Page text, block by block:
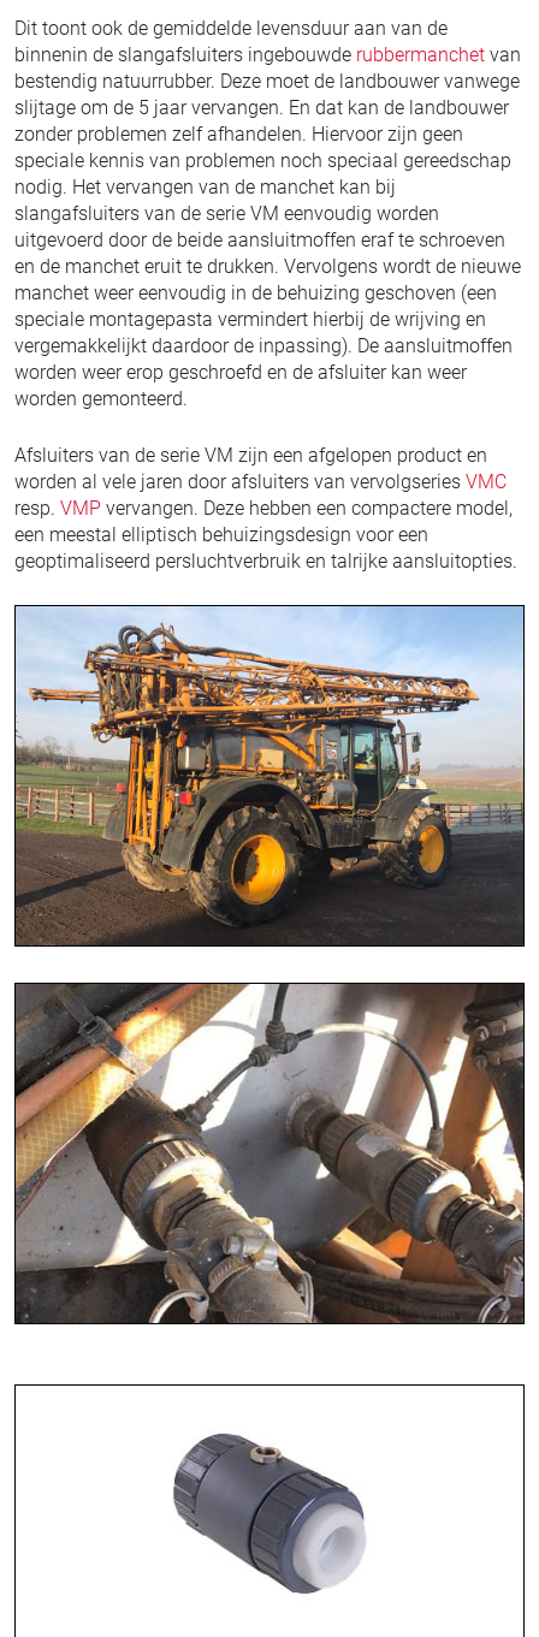
Dit toont ook de gemiddelde levensduur aan van de
binnenin de slangafsluiters ingebouwde rubbermanchet van
bestendig natuurrubber. Deze moet de landbouwer vanwege
slijtage om de 5 jaar vervangen. En dat kan de landbouwer
zonder problemen zelf afhandelen. Hiervoor zijn geen
speciale kennis van problemen noch speciaal gereedschap
nodig. Het vervangen van de manchet kan bij
slangafsluiters van de serie VM eenvoudig worden
uitgevoerd door de beide aansluitmoffen eraf te schroeven
en de manchet eruit te drukken. Vervolgens wordt de nieuwe
manchet weer eenvoudig in de behuizing geschoven (een
speciale montagepasta vermindert hierbij de wrijving en
vergemakkelijkt daardoor de inpassing). De aansluitmoffen
worden weer erop geschroefd en de afsluiter kan weer
worden gemonteerd.
Afsluiters van de serie VM zijn een afgelopen product en
worden al vele jaren door afsluiters van vervolgseries VMC
resp. VMP vervangen. Deze hebben een compactere model,
een meestal elliptisch behuizingsdesign voor een
geoptimaliseerd persluchtverbruik en talrijke aansluitopties.